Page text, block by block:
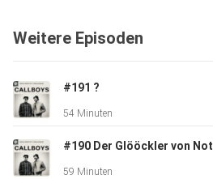
Weitere Episoden
#191 ?
54 Minuten
#190 Der Glööckler von
59 Minuten